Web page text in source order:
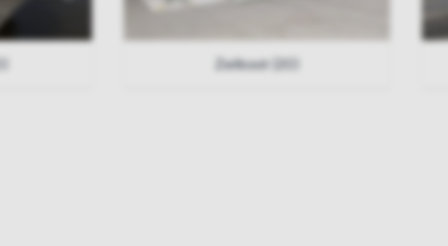
Zeilboot (20)